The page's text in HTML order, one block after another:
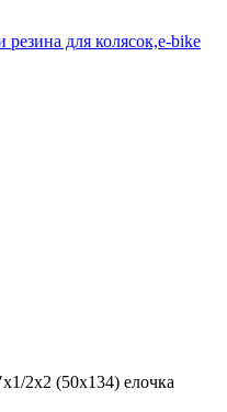
резина для колясок,e-bike
2х2 (50х134) елочка